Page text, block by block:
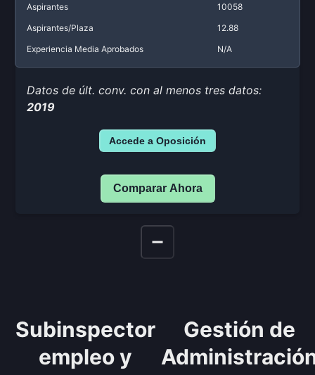
Aspirantes
10058
Aspirantes/Plaza
12.88
Experiencia Media Aprobados
N/A
Datos de últ. conv. con al menos tres datos:
2019
Accede a Oposición
Comparar Ahora
Subinspector
empleo y
Gestión de